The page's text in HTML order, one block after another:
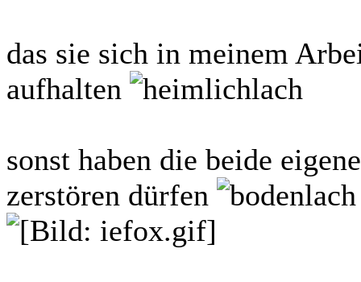
das sie sich in meinem
aufhalten
sonst haben die beide
zerstören dürfen